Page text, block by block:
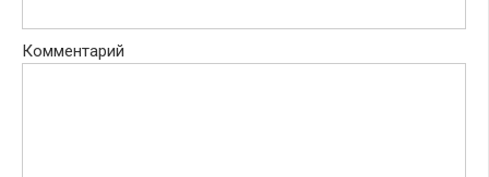
Комментарий